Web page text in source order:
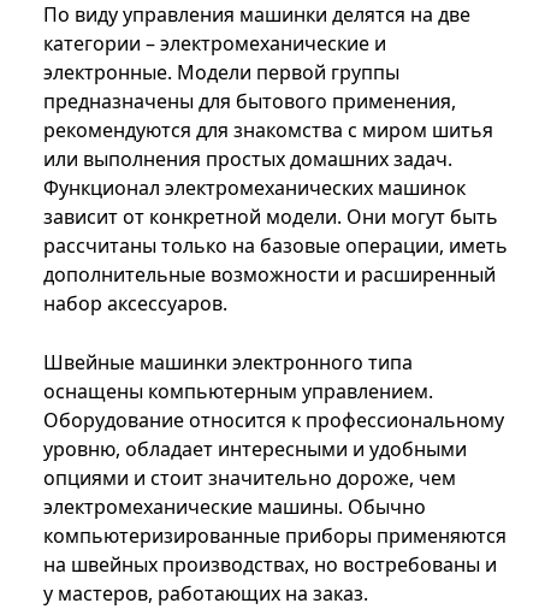
По виду управления машинки делятся на две
категории – электромеханические и
электронные. Модели первой группы
предназначены для бытового применения,
рекомендуются для знакомства с миром шитья
или выполнения простых домашних задач.
Функционал электромеханических машинок
зависит от конкретной модели. Они могут быть
рассчитаны только на базовые операции, иметь
дополнительные возможности и расширенный
набор аксессуаров.
Швейные машинки электронного типа
оснащены компьютерным управлением.
Оборудование относится к профессиональному
уровню, обладает интересными и удобными
опциями и стоит значительно дороже, чем
электромеханические машины. Обычно
компьютеризированные приборы применяются
на швейных производствах, но востребованы и
у мастеров, работающих на заказ.